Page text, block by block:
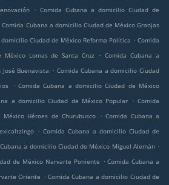
. Comida Cubana a domicilio Ciudad de
Comida Cubana a domicilio Ciudad de México Granjas
Ciudad de México Reforma Política . Comida
Lomas de Santa Cruz
. Comida Cubana a
Buenavista . Comida Cubana a domicilio Ciudad
. Comida Cubana a domicilio Ciudad de México
a domicilio Ciudad de México Popular . Comida
Héroes de Churubusco
. Comida Cubana a
. Comida Cubana a domicilio Ciudad de
a domicilio Ciudad de México Miguel Alemán .
de México Narvarte Poniente . Comida Cubana a
Oriente . Comida Cubana a domicilio Ciudad de